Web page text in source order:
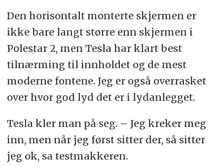
Den horisontalt monterte skjermen er
ikke bare langt større enn skjermen i
Polestar 2, men Tesla har klart best
tilnærming til innholdet og de mest
moderne fontene. Jeg er også overrasket
over hvor god lyd det er i lydanlegget.
Tesla kler man på seg. – Jeg kreker meg
inn, men når jeg først sitter der, så sitter
jeg ok, sa testmakkeren.